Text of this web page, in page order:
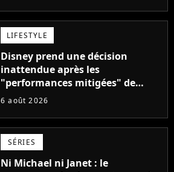
LIFESTYLE
Disney prend une décision
inattendue après les
"performances mitigées" de
Vaiana et The Mandalorian &
6 août 2026
SÉRIES
Ni Michael ni Janet : le